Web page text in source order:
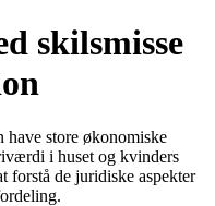
skilsmisse
have store økonomiske
i huset og kvinders
forstå de juridiske aspekter